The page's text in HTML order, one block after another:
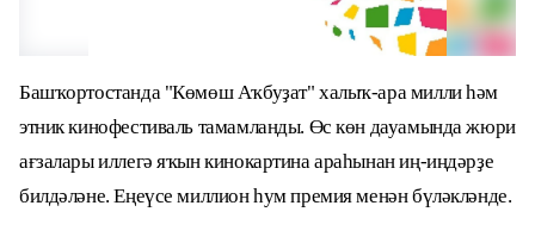
Башҡортостанда "Көмөш Аҡбуҙат" халыҡ-ара милли һәм
этник кинофестиваль тамамланды. Өс көн дауамында жюри
ағзалары иллегә яҡын кинокартина араһынан иң-иңдәрҙе
билдәләне. Еңеүсе миллион һум премия менән бүләкләнде.